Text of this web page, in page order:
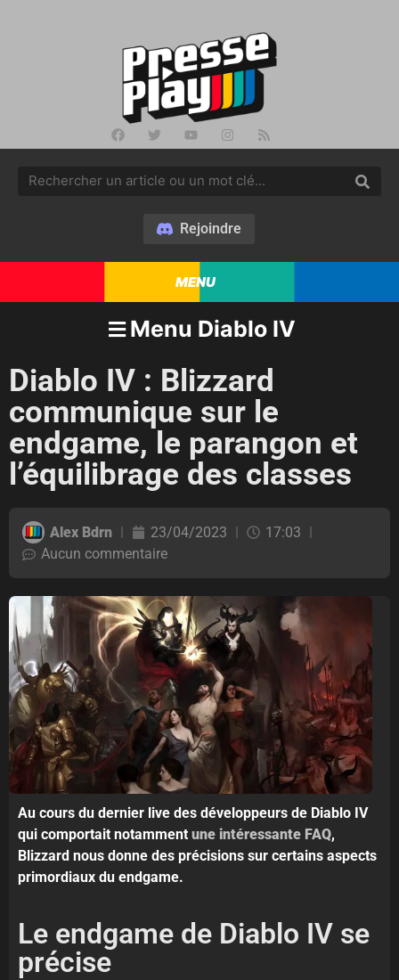
Rejoindre
MENU
Menu Diablo IV
Diablo IV : Blizzard
communique sur le
endgame, le parangon et
l’équilibrage des classes
Alex Bdrn 23/04/2023
17:03
Aucun commentaire
Au cours du dernier live des développeurs de Diablo IV
qui comportait notamment une intéressante FAQ,
Blizzard nous donne des précisions sur certains aspects
primordiaux du endgame.
Le endgame de Diablo IV se
précise